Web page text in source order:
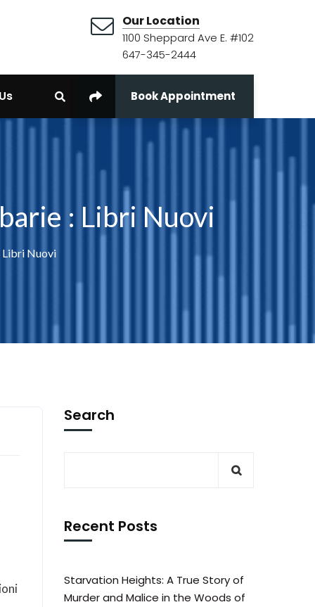
Our Location
1100 Sheppard Ave E. #102
647-345-2444
Book Appointment
: Libri Nuovi
Libri Nuovi
Search
Recent Posts
Starvation Heights: A True Story of
Murder and Malice in the Woods of